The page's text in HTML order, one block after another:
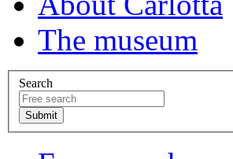
The museum
Search